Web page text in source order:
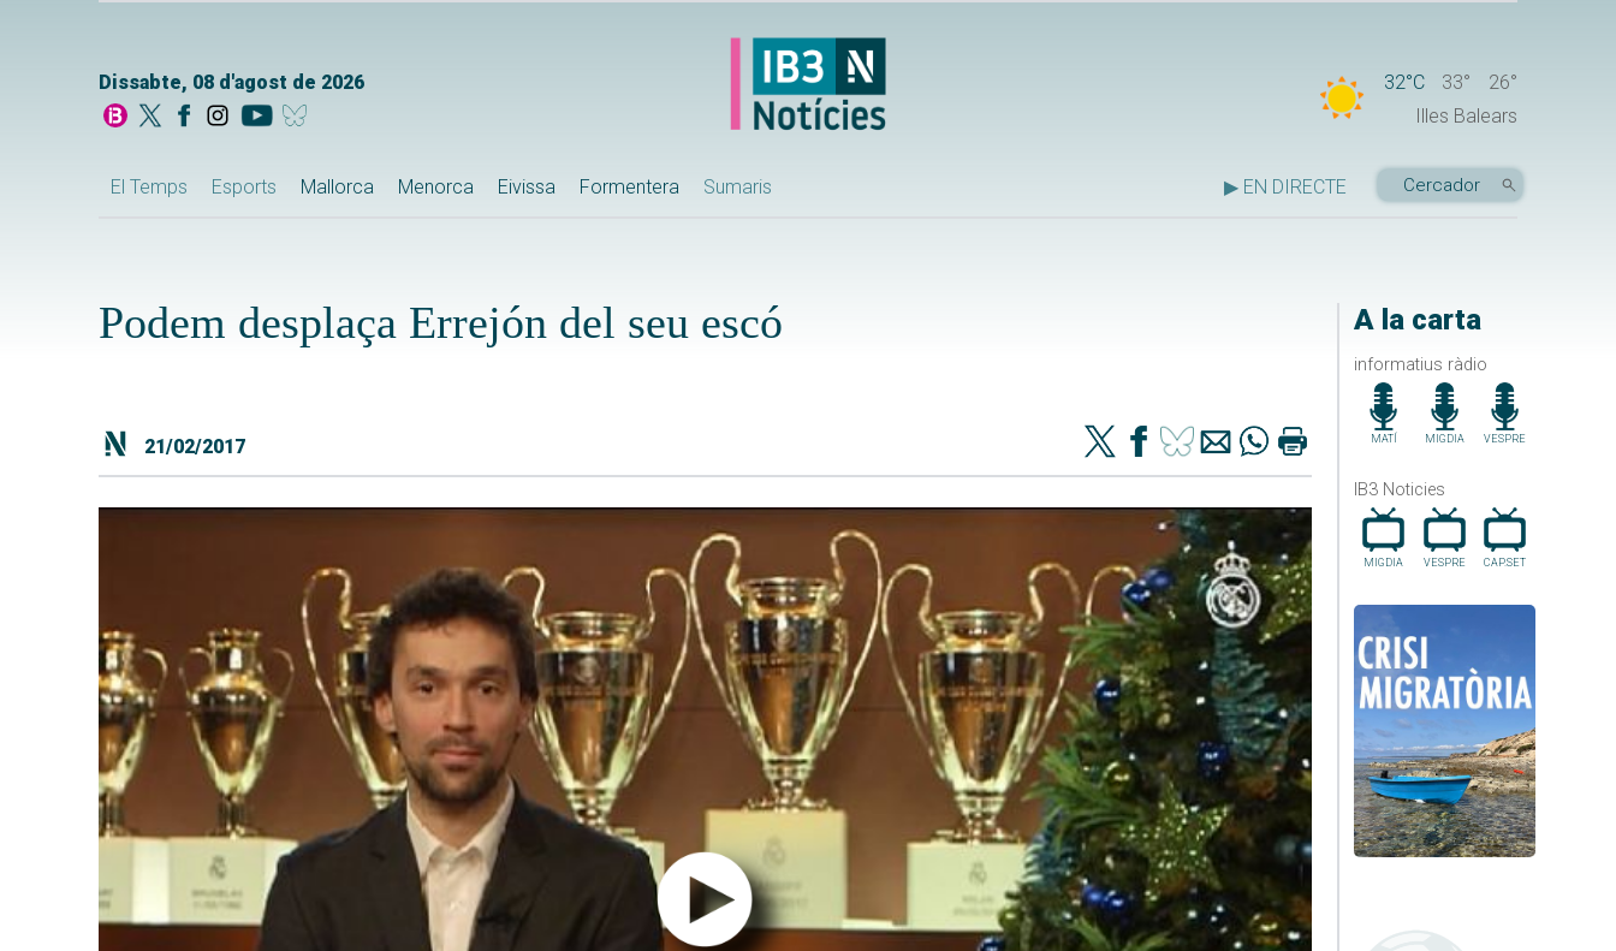
Dissabte, 08 d'agost de 2026 32°C 33°
26°
Illes Balears
El Temps Esports Mallorca Menorca Eivissa Formentera Sumaris ▶ EN DIRECTE
A la carta
informatius ràdio
MATÍ MIGDIA VESPRE
IB3 Noticies
MIGDIA VESPRE CAP.SET
Podem desplaça Errejón del seu escó
21/02/2017